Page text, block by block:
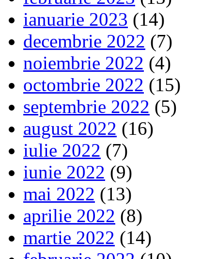
ianuarie 2023 (14)
decembrie 2022 (7)
noiembrie 2022 (4)
octombrie 2022 (15)
septembrie 2022 (5)
august 2022 (16)
iulie 2022 (7)
iunie 2022 (9)
mai 2022 (13)
aprilie 2022 (8)
martie 2022 (14)